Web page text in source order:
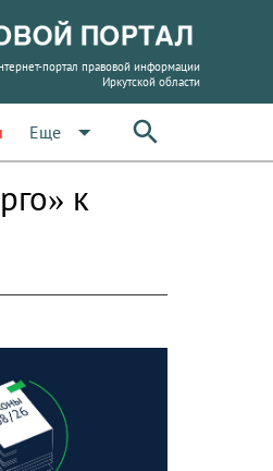
портал правовой информации
Иркутской области
Еще arrow_drop_down
к